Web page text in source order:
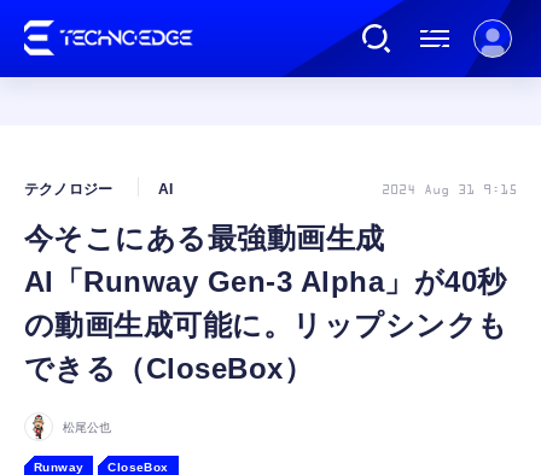
AI
ガジェット
ゲーム
今そこにある最強動画生成
AI「Runway Gen-3 Alpha」が40秒
の動画生成可能に。リップシンクも
できる（CloseBox）
テクノロジー AI 2024 Aug 31 9:15
松尾公也
Runway CloseBox